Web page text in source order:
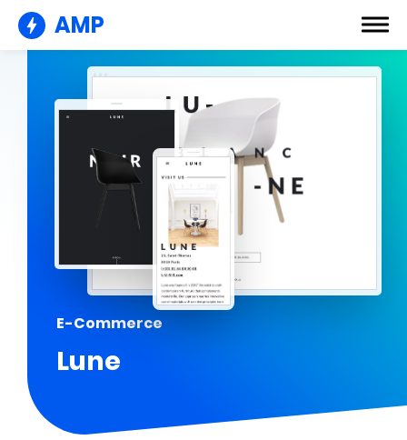
AMP
E-Commerce
Lune